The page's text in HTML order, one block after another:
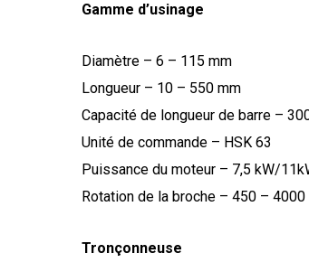
Gamme d’usinage
Diamètre – 6 – 115 mm
Longueur – 10 – 550 mm
Capacité de longueur de barre –
Unité de commande – HSK 63
Puissance du moteur – 7,5 kW/
Rotation de la broche – 450 –
Tronçonneuse